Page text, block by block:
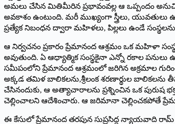
అమలు చేసిన మితిమీరిన ప్రభావంవల్ల ఆ ఒప్పందం
అవకాశం ఉంటుంది. మరీ ముఖ్యంగా స్త్రీలు, యువతులు
ప్రత్యేక నిబంధన ద్వారా మహిళలు, పిల్లలు ఉండే
ఆ నిర్వచనం ప్రకారం ప్రేమానంద ఆశ్రమం ఒక మహిళా
అవుతుంది. ఏ ఆధ్యాత్మిక సంస్థకైనా ఎన్నో రకాల
సమీపంలోని ప్రేమానంద ఆశ్రమంలో జరిగిన అక్రమాల
అక్కడ తమిళ బాలికలను,శ్రీలంక శరణార్థుల
చేసినందుకు, ఆ అత్యాచారాలను ప్రశ్నించిన ఒక పురుష
చెల్లించాలని ఆదేశించారు. ఆ జరిమానా చెల్లించకపోతే
ఈ కేసులో ప్రేమానంద తరపున సుప్రసిద్ద న్యాయవాది రామ్‌